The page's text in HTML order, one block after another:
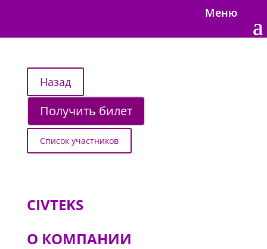
Меню
Получить билет
Список участников
CIVTEKS
О КОМПАНИИ